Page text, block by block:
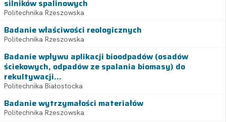
silników spalinowych
Politechnika Rzeszowska
Badanie właściwości reologicznych
Politechnika Rzeszowska
Badanie wpływu aplikacji bioodpadów (osadów
ściekowych, odpadów ze spalania biomasy) do
rekultywacji...
Politechnika Białostocka
Badanie wytrzymałości materiałów
Politechnika Rzeszowska